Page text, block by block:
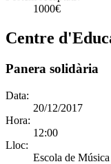
1000€
Centre
Panera solidària
Data:
20/12/2017
Hora:
12:00
Lloc:
Escola de Música